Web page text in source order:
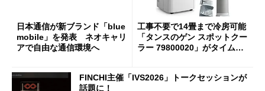
日本通信が新ブランド「blue
mobile」を発表 ネオキャリ
アで自由な通信環境へ
工事不要で14畳まで冷房可能
「タンスのゲン スポットクー
ラー 79800020」がタイムセ
FINCHI主催「IVS2026」トークセッションが
話題に！